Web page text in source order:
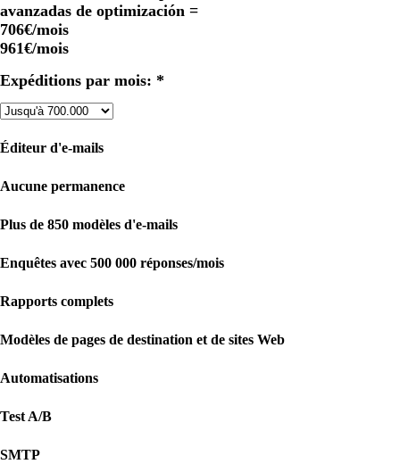
avanzadas de optimización =
706€/mois
961€/mois
Expéditions par mois: *
Éditeur d'e-mails
Aucune permanence
Plus de 850 modèles d'e-mails
Enquêtes avec 500 000 réponses/mois
Rapports complets
Modèles de pages de destination et de sites Web
Automatisations
Test A/B
SMTP